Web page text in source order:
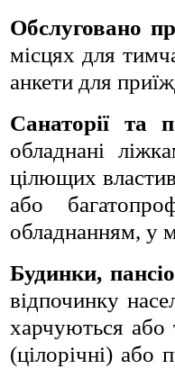
Обслуговано
місцях для
анкети для
Санаторії та
обладнані
цілющих
або
обладнанням, у
Будинки,
відпочинку
харчуються або
(цілорічні) або